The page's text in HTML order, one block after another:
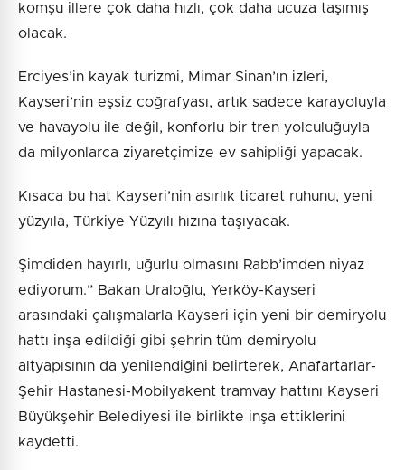
komşu illere çok daha hızlı, çok daha ucuza taşımış
olacak.
Erciyes’in kayak turizmi, Mimar Sinan’ın izleri,
Kayseri’nin eşsiz coğrafyası, artık sadece karayoluyla
ve havayolu ile değil, konforlu bir tren yolculuğuyla
da milyonlarca ziyaretçimize ev sahipliği yapacak.
Kısaca bu hat Kayseri’nin asırlık ticaret ruhunu, yeni
yüzyıla, Türkiye Yüzyılı hızına taşıyacak.
Şimdiden hayırlı, uğurlu olmasını Rabb’imden niyaz
ediyorum.” Bakan Uraloğlu, Yerköy-Kayseri
arasındaki çalışmalarla Kayseri için yeni bir demiryolu
hattı inşa edildiği gibi şehrin tüm demiryolu
altyapısının da yenilendiğini belirterek, Anafartarlar-
Şehir Hastanesi-Mobilyakent tramvay hattını Kayseri
Büyükşehir Belediyesi ile birlikte inşa ettiklerini
kaydetti.